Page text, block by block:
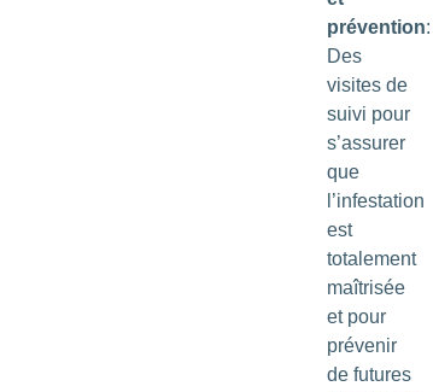
prévention:
Des
visites de
suivi pour
s’assurer
que
l’infestation
est
totalement
maîtrisée
et pour
prévenir
de futures